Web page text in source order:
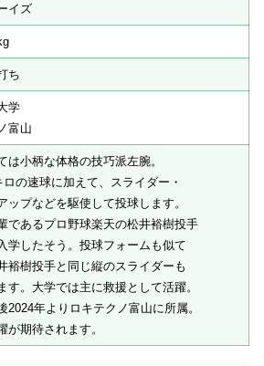
イズ
ち
学
富山
は小柄な体格の技巧派左腕。
ロの速球に加えて、スライダー・
ップなどを駆使して投球します。
であるプロ野球楽天の松井裕樹投手
学したそう。投球フォームも似て
裕樹投手と同じ縦のスライダーも
す。大学では主に救援として活躍。
2024年よりロキテクノ富山に所属。
が期待されます。